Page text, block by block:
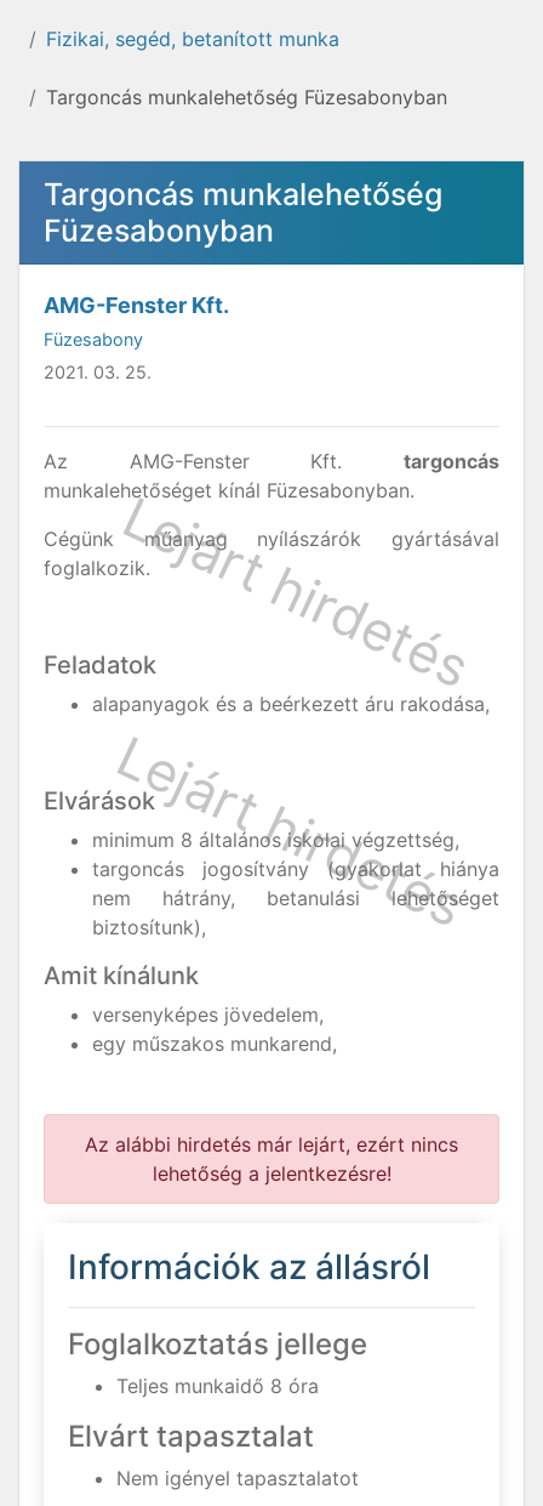
Fizikai, segéd, betanított munka
Targoncás munkalehetőség Füzesabonyban
Targoncás munkalehetőség
Füzesabonyban
AMG-Fenster Kft.
Füzesabony
2021. 03. 25.
Az AMG-Fenster Kft. targoncás
munkalehetőséget kínál Füzesabonyban.
Cégünk műanyag nyílászárók gyártásával
foglalkozik.
Feladatok
alapanyagok és a beérkezett áru rakodása,
Elvárások
minimum 8 általános iskolai végzettség,
targoncás jogosítvány (gyakorlat hiánya
nem hátrány, betanulási lehetőséget
biztosítunk),
Amit kínálunk
versenyképes jövedelem,
egy műszakos munkarend,
Az alábbi hirdetés már lejárt, ezért nincs
lehetőség a jelentkezésre!
Információk az állásról
Foglalkoztatás jellege
Teljes munkaidő 8 óra
Elvárt tapasztalat
Nem igényel tapasztalatot